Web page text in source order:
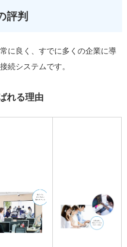
評判
に良く、すでに多くの企業に導
続システムです。
れる理由